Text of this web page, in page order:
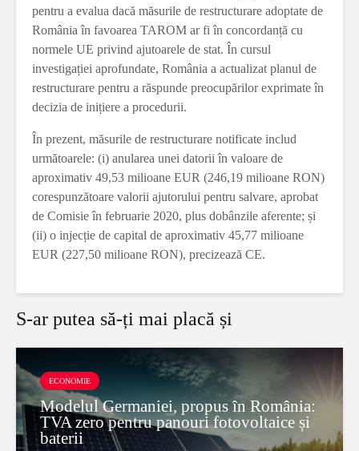
pentru a evalua dacă măsurile de restructurare adoptate de
România în favoarea TAROM ar fi în concordanță cu
normele UE privind ajutoarele de stat. În cursul
investigației aprofundate, România a actualizat planul de
restructurare pentru a răspunde preocupărilor exprimate în
decizia de inițiere a procedurii.
În prezent, măsurile de restructurare notificate includ
următoarele: (i) anularea unei datorii în valoare de
aproximativ 49,53 milioane EUR (246,19 milioane RON)
corespunzătoare valorii ajutorului pentru salvare, aprobat
de Comisie în februarie 2020, plus dobânzile aferente; și
(ii) o injecție de capital de aproximativ 45,77 milioane
EUR (227,50 milioane RON), precizează CE.
S-ar putea să-ți mai placă și
ECONOMIE
Modelul Germaniei, propus în România:
TVA zero pentru panouri fotovoltaice și
baterii